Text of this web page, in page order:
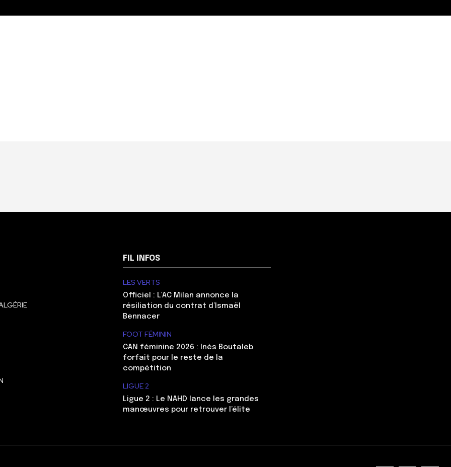
FIL INFOS
LES VERTS
Officiel : L’AC Milan annonce la
résiliation du contrat d’Ismaël
Bennacer
FOOT FÉMININ
CAN féminine 2026 : Inès Boutaleb
forfait pour le reste de la
compétition
LIGUE 2
Ligue 2 : Le NAHD lance les grandes
manœuvres pour retrouver l’élite